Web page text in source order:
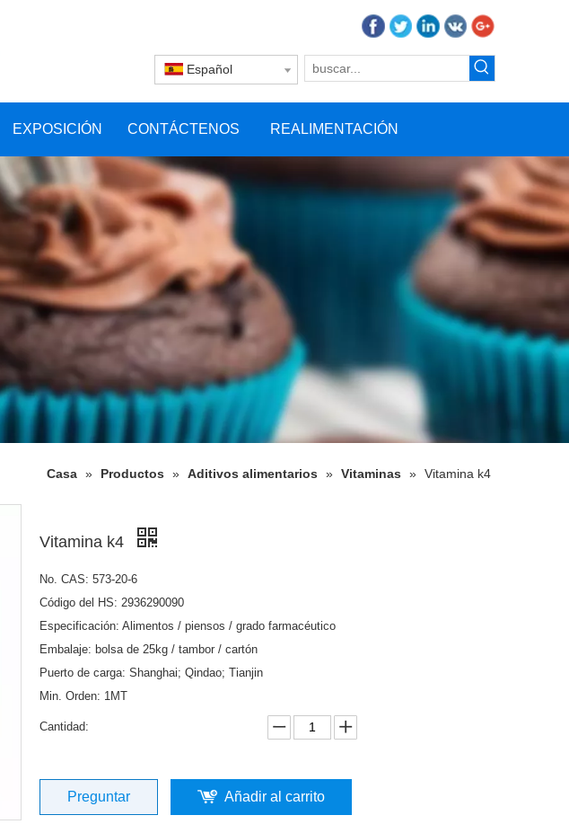
Español
EXPOSICIÓN CONTÁCTENOS REALIMENTACIÓN
Casa » Productos » Aditivos alimentarios » Vitaminas » Vitamina k4
Vitamina k4
No. CAS: 573-20-6
Código del HS: 2936290090
Especificación: Alimentos / piensos / grado farmacéutico
Embalaje: bolsa de 25kg / tambor / cartón
Puerto de carga: Shanghai; Qindao; Tianjin
Min. Orden: 1MT
Cantidad:
Preguntar Añadir al carrito